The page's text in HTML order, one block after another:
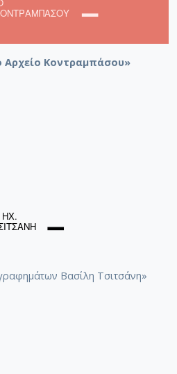
Κοντραμπάσου»
Βασίλη Τσιτσάνη»